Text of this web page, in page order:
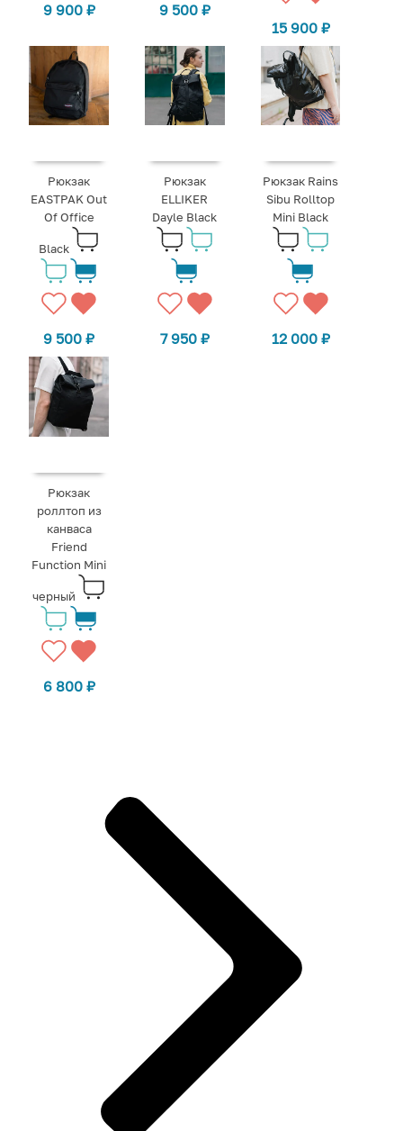
9 900 ₽ 9 500 ₽
15 900 ₽
Рюкзак
EASTPAK Out
Of Office
Black
9 500₽
Рюкзак
ELLIKER
Dayle Black
7 950 ₽
Рюкзак Rains
Sibu Rolltop
Mini Black
12 000 ₽
Рюкзак
роллтоп из
канваса
Friend
Function Mini
черный
6 800 ₽